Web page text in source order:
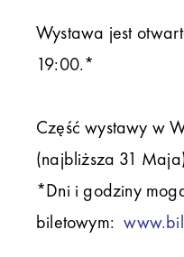
Wystawa jest
19:00.*
Część wystawy w
(najbliższa 31
*Dni i godziny
biletowym: